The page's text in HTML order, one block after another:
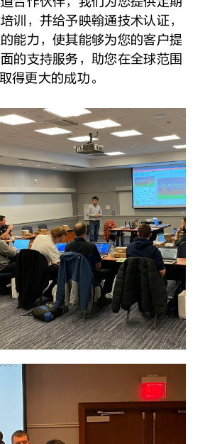
训，并给予映翰通技术认证，
能力，使其能够为您的客户提
的支持服务，助您在全球范围
得更大的成功。